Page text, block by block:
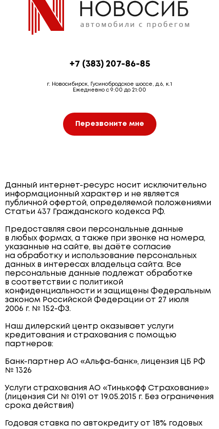
+7 (383) 207-86-85
г. Новосибирск, Гусинобродское шоссе, д.6, к.1
Ежедневно с 9:00 до 21:00
Перезвоните мне
Данный интернет-ресурс носит исключительно
информационный характер и не является
публичной офертой, определяемой положениями
Статьи 437 Гражданского кодекса РФ.
Предоставляя свои персональные данные
в любых формах, а также при звонке на номера,
указанные на сайте, вы даёте согласие
на обработку и использование персональных
данных в интересах владельца сайта. Все
персональные данные подлежат обработке
в соответствии с политикой
конфиденциальности и защищены Федеральным
законом Российской Федерации от 27 июля
2006 г. № 152-ФЗ.
Наш дилерский центр оказывает услуги
кредитования и страхования с помощью
партнеров:
Банк-партнер АО «Альфа-банк», лицензия ЦБ РФ
№ 1326
Услуги страхования АО «Тинькофф Страхование»
(лицензия СИ № 0191 от 19.05.2015 г. Без ограничения
срока действия)
Годовая ставка по автокредиту от 18% годовых